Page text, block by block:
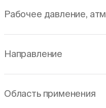
Рабочее давление, атм
Направление
Область применения